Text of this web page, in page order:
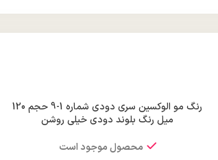
رنگ مو الوکسین سری دودی شماره 1-9 حجم 120
میل رنگ بلوند دودی خیلی روشن
محصول موجود است